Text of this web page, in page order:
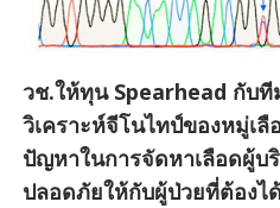
วช.ให้ทุน Spearhead กับ
วิเคราะห์จีโนไทป์ของหมู่เ
ปัญหาในการจัดหาเลือดผู้บ
ปลอดภัยให้กับผู้ป่วยที่ต้องไ